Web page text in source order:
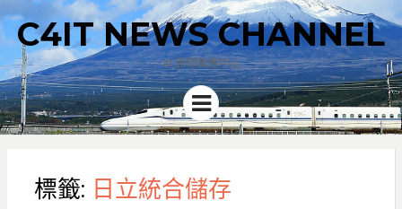
C4IT NEWS CHANNEL
4C新聞集散中心
Menu
標籤: 日立統合儲存